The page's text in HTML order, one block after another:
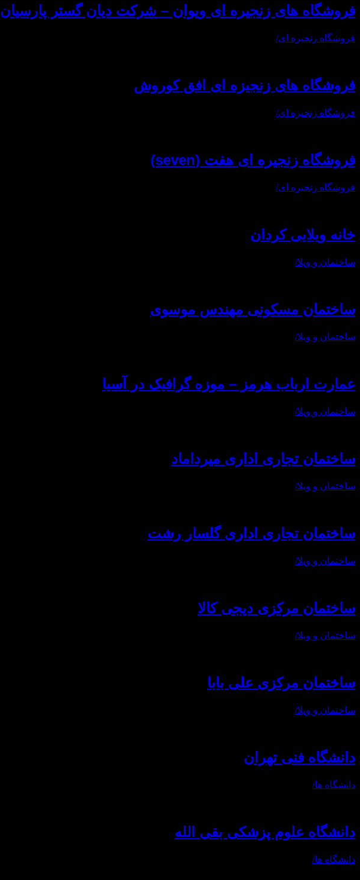
فروشگاه های زنجیره ای ویوان – شرکت دیان گستر پارسیان
فروشگاه زنجیره ای/
فروشگاه های زنجیزه ای افق کوروش
فروشگاه زنجیره ای/
فروشگاه زنجیره ای هفت (seven)
فروشگاه زنجیره ای/
خانه ویلایی کردان
ساختمان و ویلا/
ساختمان مسکونی مهندس موسوی
ساختمان و ویلا/
عمارت ارباب هرمز – موزه گرافیک در آسیا
ساختمان و ویلا/
ساختمان تجاری اداری میرداماد
ساختمان و ویلا/
ساختمان تجاری اداری گلسار رشت
ساختمان و ویلا/
ساختمان مرکزی دیجی کالا
ساختمان و ویلا/
ساختمان مرکزی علی بابا
ساختمان و ویلا/
دانشگاه فنی تهران
دانشگاه ها/
دانشگاه علوم پزشکی بقی الله
دانشگاه ها/